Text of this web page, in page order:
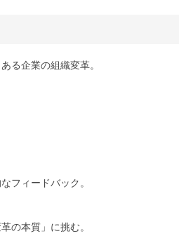
る企業の組織変革。
フィードバック。
の本質」に挑む。